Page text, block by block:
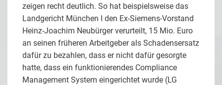
zeigen recht deutlich. So hat beispielsweise das
Landgericht München I den Ex-Siemens-Vorstand
Heinz-Joachim Neubürger verurteilt, 15 Mio. Euro
an seinen früheren Arbeitgeber als Schadensersatz
dafür zu bezahlen, dass er nicht dafür gesorgte
hatte, dass ein funktionierendes Compliance
Management System eingerichtet wurde (LG